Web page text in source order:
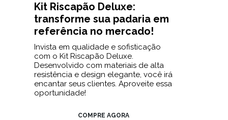
Kit Riscapão Deluxe:
transforme sua padaria em
referência no mercado!
Invista em qualidade e sofisticação
com o Kit Riscapão Deluxe.
Desenvolvido com materiais de alta
resistência e design elegante, você irá
encantar seus clientes. Aproveite essa
oportunidade!
COMPRE AGORA